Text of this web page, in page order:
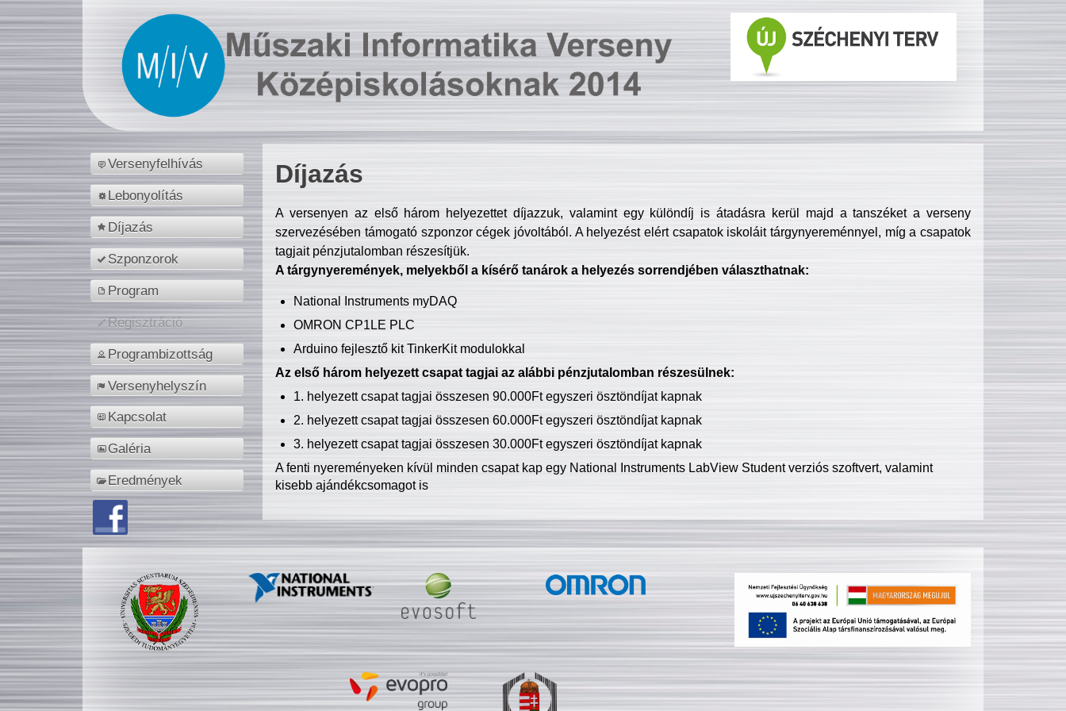
Versenyfelhívás
Lebonyolítás
Díjazás
Szponzorok
Program
Regisztráció
Programbizottság
Versenyhelyszín
Kapcsolat
Galéria
Eredmények
Díjazás
A versenyen az első három helyezettet díjazzuk, valamint egy különdíj is átadásra kerül majd a tanszéket a verseny
szervezésében támogató szponzor cégek jóvoltából. A helyezést elért csapatok iskoláit tárgynyereménnyel, míg a csapatok
tagjait pénzjutalomban részesítjük.
A tárgynyeremények, melyekből a kísérő tanárok a helyezés sorrendjében választhatnak:
National Instruments myDAQ
OMRON CP1LE PLC
Arduino fejlesztő kit TinkerKit modulokkal
Az első három helyezett csapat tagjai az alábbi pénzjutalomban részesülnek:
1. helyezett csapat tagjai összesen 90.000Ft egyszeri ösztöndíjat kapnak
2. helyezett csapat tagjai összesen 60.000Ft egyszeri ösztöndíjat kapnak
3. helyezett csapat tagjai összesen 30.000Ft egyszeri ösztöndíjat kapnak
A fenti nyereményeken kívül minden csapat kap egy National Instruments LabView Student verziós szoftvert, valamint
kisebb ajándékcsomagot is